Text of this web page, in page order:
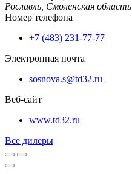
Рославль, Смоленская область,
Номер телефона
+7 (483) 231-77-77
Электронная почта
sosnova.s@td32.ru
Веб-сайт
www.td32.ru
Все дилеры